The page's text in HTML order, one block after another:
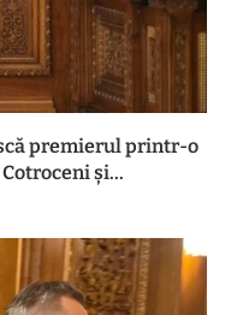
premierul printr-o
și...